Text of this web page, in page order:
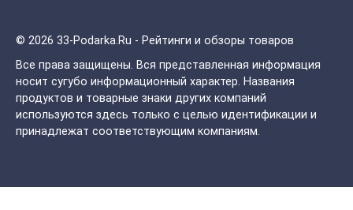
© 2026 33-Podarka.Ru - Рейтинги и обзоры товаров
Все права защищены. Вся представленная информация
носит сугубо информационный характер. Названия
продуктов и товарные знаки других компаний
используются здесь только с целью идентификации и
принадлежат соответствующим компаниям.